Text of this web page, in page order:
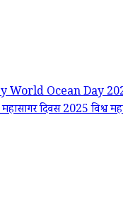
World Ocean Day
महासागर दिवस 2025विश्व